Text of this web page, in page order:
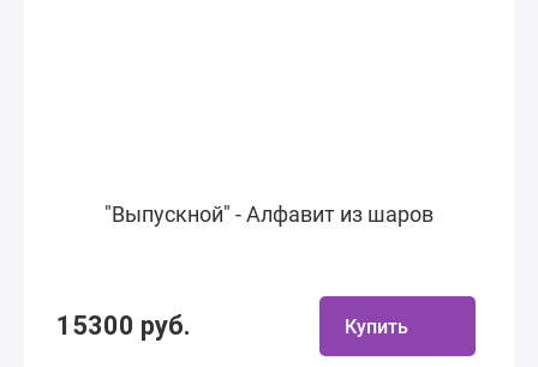
"Выпускной" - Алфавит из шаров
15300 руб. Купить